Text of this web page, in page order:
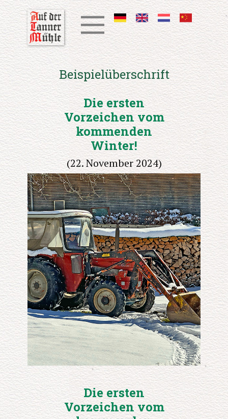
Beispielüberschrift
Die ersten
Vorzeichen vom
kommenden
Winter!
(22. November 2024)
Die ersten
Vorzeichen vom